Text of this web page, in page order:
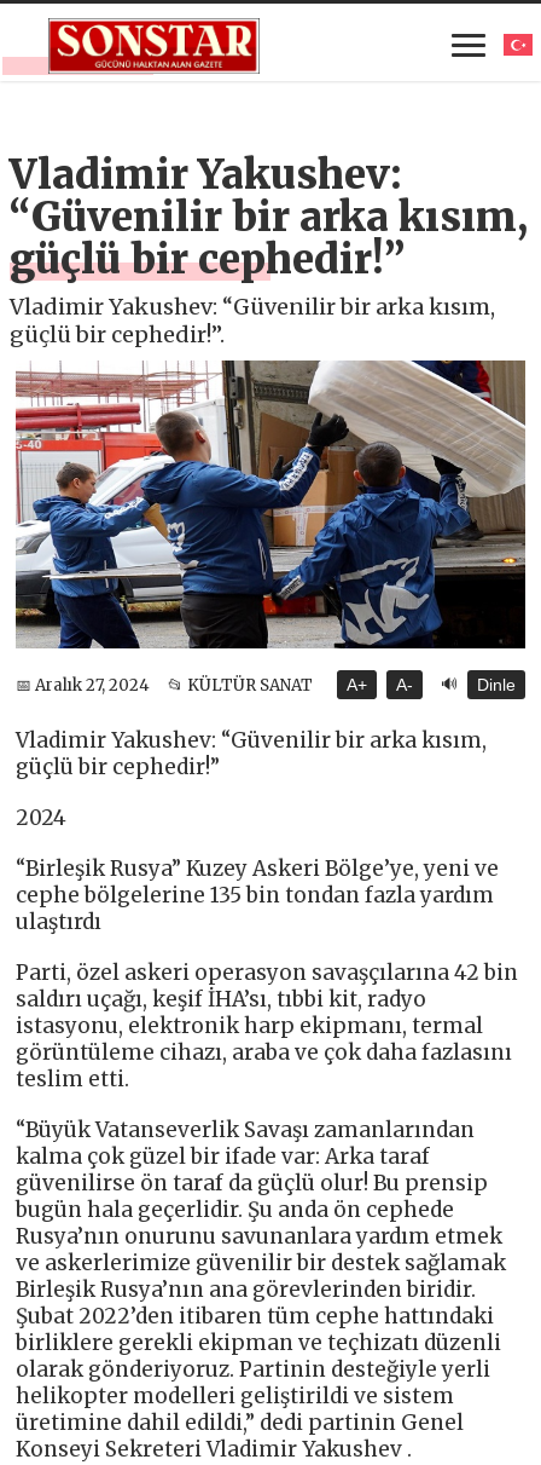
Vladimir Yakushev:
“Güvenilir bir arka kısım,
güçlü bir cephedir!”
Vladimir Yakushev: “Güvenilir bir arka kısım,
güçlü bir cephedir!”.
📅 Aralık 27, 2024 📂 KÜLTÜR SANAT A+ A- 🔊 Dinle
Vladimir Yakushev: “Güvenilir bir arka kısım,
güçlü bir cephedir!”
2024
“Birleşik Rusya” Kuzey Askeri Bölge’ye, yeni ve
cephe bölgelerine 135 bin tondan fazla yardım
ulaştırdı
Parti, özel askeri operasyon savaşçılarına 42 bin
saldırı uçağı, keşif İHA’sı, tıbbi kit, radyo
istasyonu, elektronik harp ekipmanı, termal
görüntüleme cihazı, araba ve çok daha fazlasını
teslim etti.
“Büyük Vatanseverlik Savaşı zamanlarından
kalma çok güzel bir ifade var: Arka taraf
güvenilirse ön taraf da güçlü olur! Bu prensip
bugün hala geçerlidir. Şu anda ön cephede
Rusya’nın onurunu savunanlara yardım etmek
ve askerlerimize güvenilir bir destek sağlamak
Birleşik Rusya’nın ana görevlerinden biridir.
Şubat 2022’den itibaren tüm cephe hattındaki
birliklere gerekli ekipman ve teçhizatı düzenli
olarak gönderiyoruz. Partinin desteğiyle yerli
helikopter modelleri geliştirildi ve sistem
üretimine dahil edildi,” dedi partinin Genel
Konseyi Sekreteri Vladimir Yakushev .